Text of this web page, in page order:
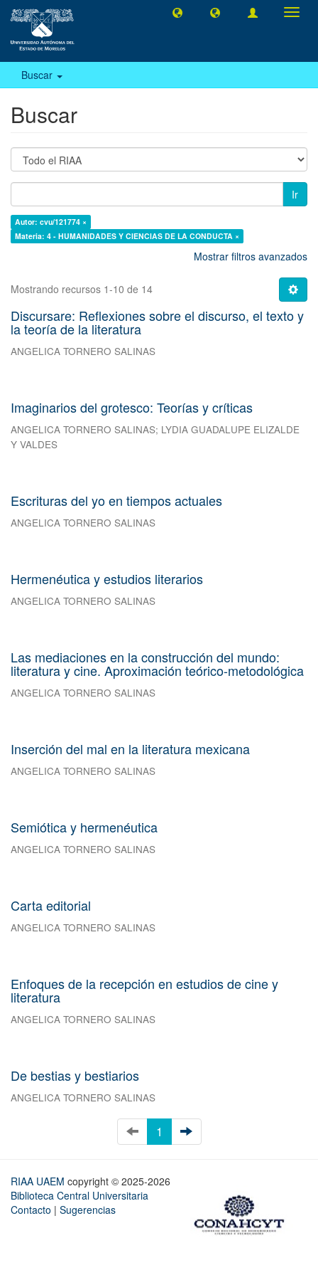
Buscar
Buscar
Ir
Autor: cvu/121774 ×
Materia: 4 - HUMANIDADES Y CIENCIAS DE LA CONDUCTA ×
Mostrar filtros avanzados
Mostrando recursos 1-10 de 14
Discursare: Reflexiones sobre el discurso, el texto y
la teoría de la literatura
ANGELICA TORNERO SALINAS
Imaginarios del grotesco: Teorías y críticas
ANGELICA TORNERO SALINAS; LYDIA GUADALUPE ELIZALDE
Y VALDES
Escrituras del yo en tiempos actuales
ANGELICA TORNERO SALINAS
Hermenéutica y estudios literarios
ANGELICA TORNERO SALINAS
Las mediaciones en la construcción del mundo:
literatura y cine. Aproximación teórico-metodológica
ANGELICA TORNERO SALINAS
Inserción del mal en la literatura mexicana
ANGELICA TORNERO SALINAS
Semiótica y hermenéutica
ANGELICA TORNERO SALINAS
Carta editorial
ANGELICA TORNERO SALINAS
Enfoques de la recepción en estudios de cine y
literatura
ANGELICA TORNERO SALINAS
De bestias y bestiarios
ANGELICA TORNERO SALINAS
1
RIAA UAEM copyright © 2025-2026
Biblioteca Central Universitaria
Contacto | Sugerencias